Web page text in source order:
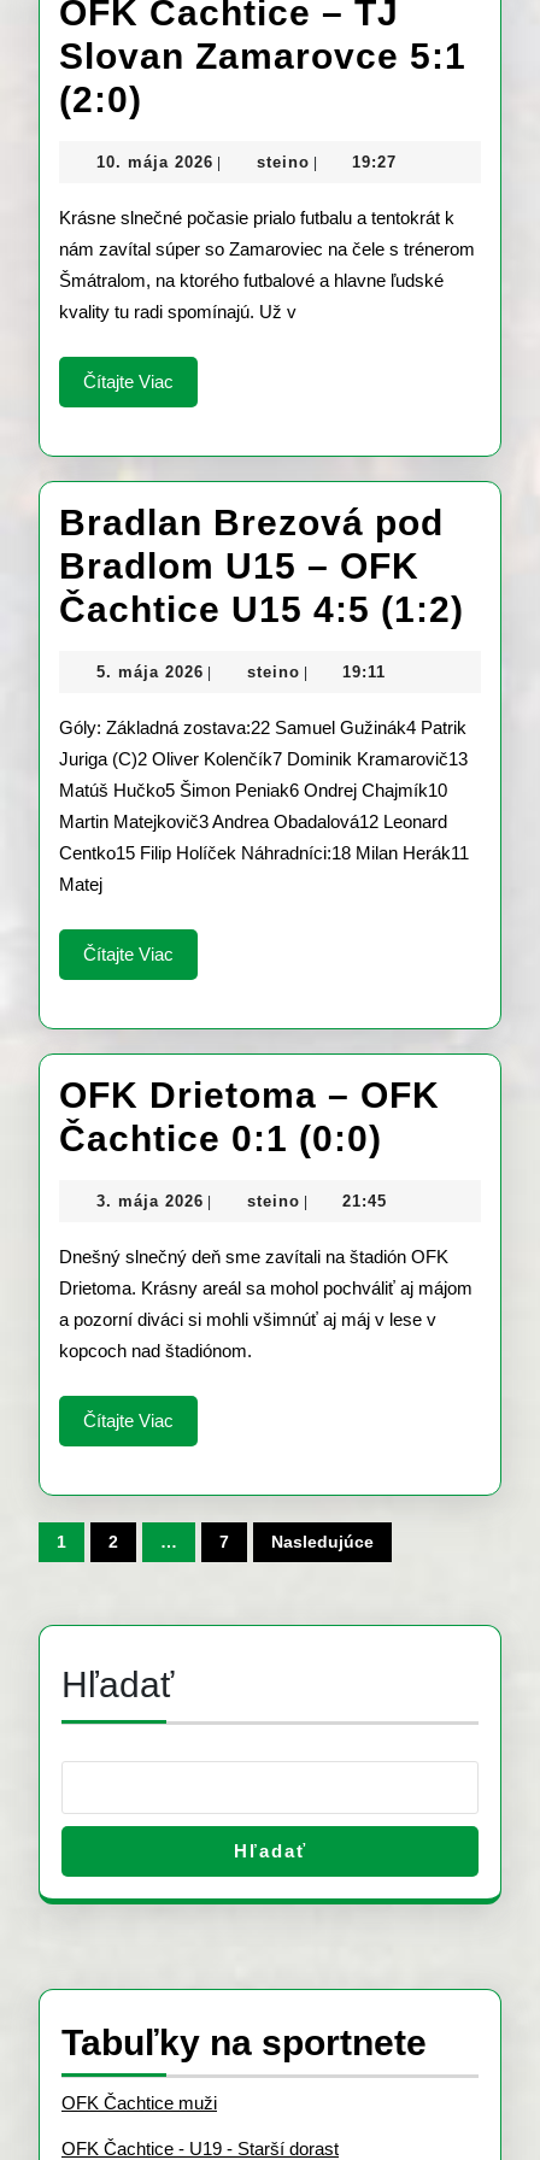
OFK Čachtice – TJ
Slovan Zamarovce 5:1
(2:0)
–
TJ
Slovan
Zamarovce
5:1
(2:0)
10. mája 2026 10.
2026
steinosteino19:27
Krásne slnečné počasie prialo futbalu a tentokrát k
nám zavítal súper so Zamaroviec na čele s trénerom
Šmátralom, na ktorého futbalové a hlavne ľudské
kvality tu radi spomínajú. Už v
Čítajte Viac
Viac
Bradlan Brezová pod
Bradlom U15 – OFK
Čachtice U15 4:5 (1:2)
5. mája 2026 5.
steinosteino19:11
Góly: Základná zostava:22 Samuel Gužinák4 Patrik
Juriga (C)2 Oliver Kolenčík7 Dominik Kramarovič13
Matúš Hučko5 Šimon Peniak6 Ondrej Chajmík10
Martin Matejkovič3 Andrea Obadalová12 Leonard
Centko15 Filip Holíček Náhradníci:18 Milan Herák11
Matej
Čítajte Viac
Viac
OFK Drietoma – OFK
Čachtice 0:1 (0:0)
OFK
3. mája 2026 3.
2026
steinosteino21:45
Dnešný slnečný deň sme zavítali na štadión OFK
Drietoma. Krásny areál sa mohol pochváliť aj májom
a pozorní diváci si mohli všimnúť aj máj v lese v
kopcoch nad štadiónom.
Čítajte Viac
Viac
Stránkovanie
príspevkov
1 2 … 7 Nasledujúce
Hľadať
Hľadať
Tabuľky na sportnete
OFK Čachtice muži
OFK Čachtice - U19 - Starší dorast